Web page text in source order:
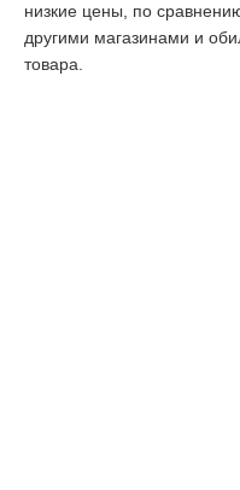
низкие цены, по
другими магазинами и
товара.